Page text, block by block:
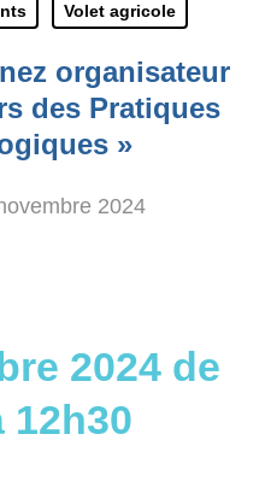
Volet agricole
organisateur
des Pratiques
»
2024
2024 de
12h30